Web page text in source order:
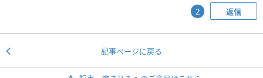
返信
2
記事ページに戻る